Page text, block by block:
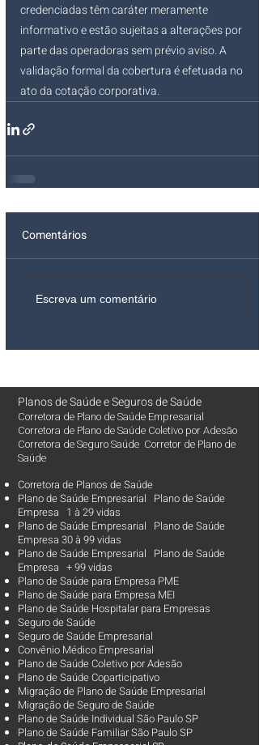
credenciadas têm caráter meramente
informativo e estão sujeitas a alterações por
parte das operadoras sem prévio aviso. A
validação formal da cobertura é efetuada no
ato da cotação corporativa.
Comentários
Escreva um comentário
Planos de SaúdeeSeguros de Saúde
Corretora de Plano de Saúde Empresarial
Corretora de Plano de Saúde Coletivo por Adesão
Corretora de Seguro Saúde Corretor de Plano de
Saúde
Corretora de Planos de Saúde
Plano de Saúde Empresarial Plano de Saúde
Empresa 1 à 29 vidas
Plano de Saúde Empresarial Plano de Saúde
Empresa 30 à 99 vidas ​
Plano de Saúde Empresarial Plano de Saúde
Empresa + 99 vidas
Plano de Saúde para Empresa PME
Plano de Saúde para Empresa MEI
Plano de Saúde Hospitalar para Empresas
Seguro de Saúde
Seguro de Saúde Empresarial
Convênio Médico Empresarial
Plano de Saúde Coletivo por Adesão
Plano de Saúde Coparticipativo
Migração de Plano de Saúde Empresarial
Migração de Seguro de Saúde
Plano de Saúde Individual São Paulo SP
Plano de Saúde Familiar São Paulo SP